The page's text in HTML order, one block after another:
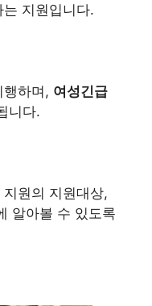
지원입니다.
행하며, 여성긴급
니다.
원의 지원대상,
알아볼 수 있도록